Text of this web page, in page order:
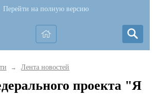
Перейти на полную версию
→ Лента новостей
проекта "Я